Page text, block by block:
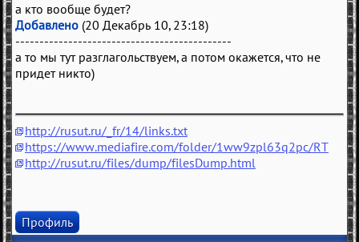
а кто вообще будет?
Добавлено (20 Декабрь 10, 23:18)
---------------------------------------------
а то мы тут разглагольствуем, а потом окажется, что не
придет никто)
http://rusut.ru/_fr/14/links.txt
https://www.mediafire.com/folder/1ww9zpl63q2pc/RT
http://rusut.ru/files/dump/filesDump.html
Профиль